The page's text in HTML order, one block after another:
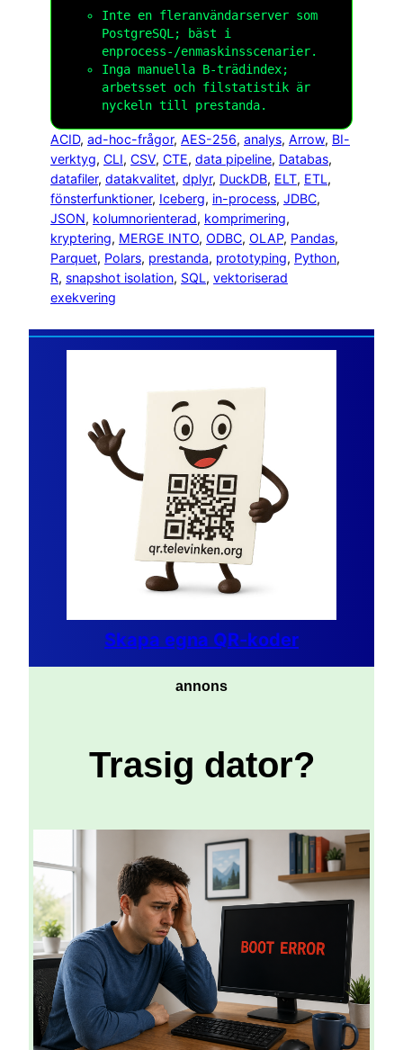
Inte en fleranvändarserver som
PostgreSQL; bäst i
enprocess-/enmaskinsscenarier.
Inga manuella B-trädindex;
arbetsset och filstatistik är
nyckeln till prestanda.
ACID, ad-hoc-frågor, AES-256, analys, Arrow, BI-
verktyg, CLI, CSV, CTE, data pipeline, Databas
datafiler, datakvalitet, dplyr, DuckDB, ELT, ETL
fönsterfunktioner, Iceberg, in-process, JDBC
JSON, kolumnorienterad, komprimering
kryptering, MERGE INTO, ODBC, OLAP, Pandas
Parquet, Polars, prestanda, prototyping, Python
R, snapshot isolation, SQL, vektoriserad
exekvering
Skapa egna QR-koder
annons
Trasig dator?